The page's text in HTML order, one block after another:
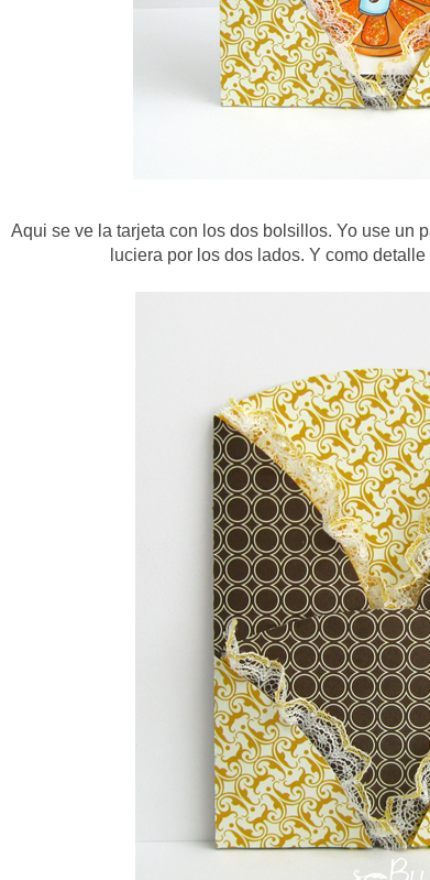
Aqui se ve la tarjeta con los dos bolsillos. Yo use un
luciera por los dos lados. Y como